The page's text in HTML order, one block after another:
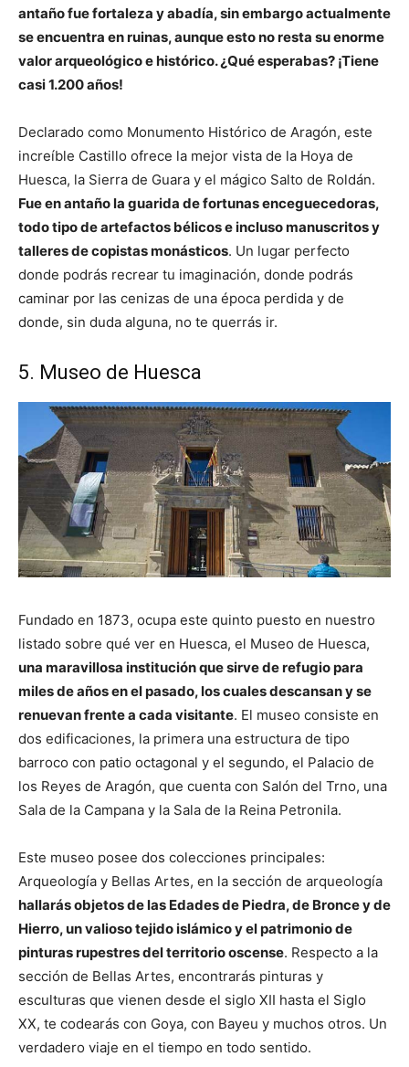
antaño fue fortaleza y abadía, sin embargo actualmente
se encuentra en ruinas, aunque esto no resta su enorme
valor arqueológico e histórico. ¿Qué esperabas? ¡Tiene
casi 1.200 años!
Declarado como Monumento Histórico de Aragón, este
increíble Castillo ofrece la mejor vista de la Hoya de
Huesca, la Sierra de Guara y el mágico Salto de Roldán.
Fue en antaño la guarida de fortunas enceguecedoras,
todo tipo de artefactos bélicos e incluso manuscritos y
talleres de copistas monásticos. Un lugar perfecto
donde podrás recrear tu imaginación, donde podrás
caminar por las cenizas de una época perdida y de
donde, sin duda alguna, no te querrás ir.
5. Museo de Huesca
Fundado en 1873, ocupa este quinto puesto en nuestro
listado sobre qué ver en Huesca, el Museo de Huesca,
una maravillosa institución que sirve de refugio para
miles de años en el pasado, los cuales descansan y se
renuevan frente a cada visitante. El museo consiste en
dos edificaciones, la primera una estructura de tipo
barroco con patio octagonal y el segundo, el Palacio de
los Reyes de Aragón, que cuenta con Salón del Trno, una
Sala de la Campana y la Sala de la Reina Petronila.
Este museo posee dos colecciones principales:
Arqueología y Bellas Artes, en la sección de arqueología
hallarás objetos de las Edades de Piedra, de Bronce y de
Hierro, un valioso tejido islámico y el patrimonio de
pinturas rupestres del territorio oscense. Respecto a la
sección de Bellas Artes, encontrarás pinturas y
esculturas que vienen desde el siglo XII hasta el Siglo
XX, te codearás con Goya, con Bayeu y muchos otros. Un
verdadero viaje en el tiempo en todo sentido.